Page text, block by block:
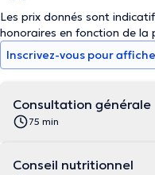
Les prix donnés sont
honoraires en fonction de la
Inscrivez-vous pour
Consultation générale
75 min
Conseil nutritionnel